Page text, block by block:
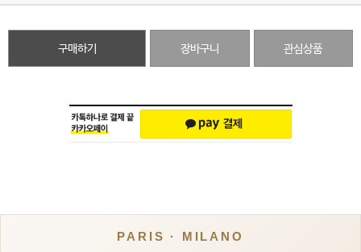
구매하기 장바구니 관심상품
PARIS · MILANO